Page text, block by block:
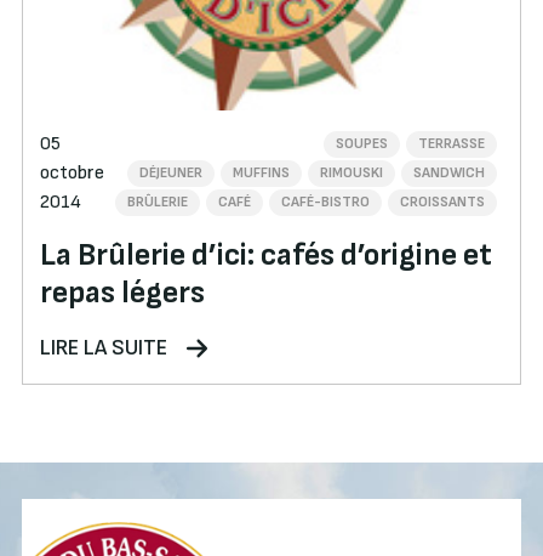
05
octobre
2014
BRÛLERIE CAFÉ CAFÉ-BISTRO CROISSANTS
DÉJEUNER MUFFINS RIMOUSKI SANDWICH
SOUPES TERRASSE
La Brûlerie d’ici: cafés d’origine et
repas légers
LIRE LA SUITE